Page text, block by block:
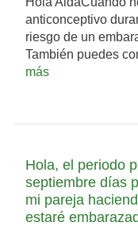
anticonceptivo
riesgo de un
También puedes
más
Hola, el periodo
septiembre días
mi pareja
estaré